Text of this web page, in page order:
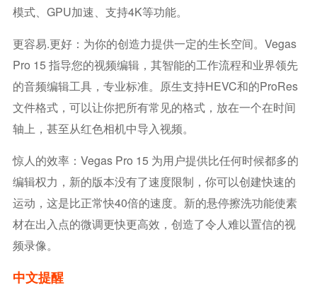
模式、GPU加速、支持4K等功能。
更容易.更好：为你的创造力提供一定的生长空间。Vegas
Pro 15 指导您的视频编辑，其智能的工作流程和业界领先
的音频编辑工具，专业标准。原生支持HEVC和的ProRes
文件格式，可以让你把所有常见的格式，放在一个在时间
轴上，甚至从红色相机中导入视频。
惊人的效率：Vegas Pro 15 为用户提供比任何时候都多的
编辑权力，新的版本没有了速度限制，你可以创建快速的
运动，这是比正常快40倍的速度。新的悬停擦洗功能使素
材在出入点的微调更快更高效，创造了令人难以置信的视
频录像。
中文提醒